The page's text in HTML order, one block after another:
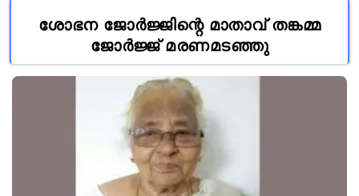
ശോഭന ജോർജ്ജിന്റെ മാതാവ് തങ്കമ്മ
ജോർജ്ജ് മരണമടഞ്ഞു